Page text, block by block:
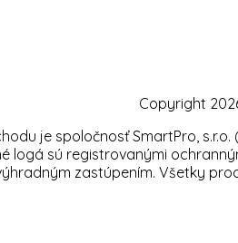
Copyright
je spoločnosť SmartPro,
logá sú registrovanými
zastúpením. Všetky